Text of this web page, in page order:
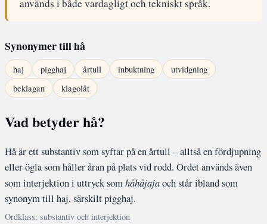
används i både vardagligt och tekniskt språk.
Synonymer till hå
haj pigghaj årtull inbuktning
utvidgning
beklagan
klagolåt
Vad betyder hå?
Hå är ett substantiv som syftar på en årtull – alltså en fördjupning
eller ögla som håller åran på plats vid rodd. Ordet används även
som interjektion i uttryck somhåhåjajaoch står ibland som
synonym till haj, särskilt pigghaj.
Ordklass: substantiv och interjektion